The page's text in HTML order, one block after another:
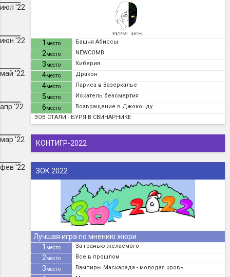
июл '22
июн '22
май '22
апр '22
мар '22
фев '22
1 место Башня Абиссы
2место NEWCOMB
3место Киберия
4место Дракон
4место Лариса в Зазеркалье
5место Искатель безсмертия
6место
Возвращение в Джоконду
ЗОВ СТАЛИ - БУРЯ В СВИНАРНИКЕ
КОНТИГР-2022
ЗОК 2022
Лучшая игра по мнению жюри
1 место За гранью желаемого
2место Все в прошлом
3место Вампиры Маскарада - молодая кровь